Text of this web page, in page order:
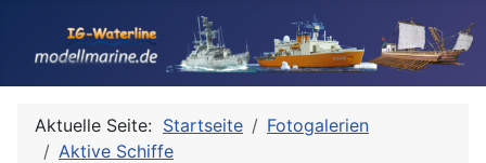
Aktuelle Seite: Startseite
Fotogalerien
Aktive Schiffe